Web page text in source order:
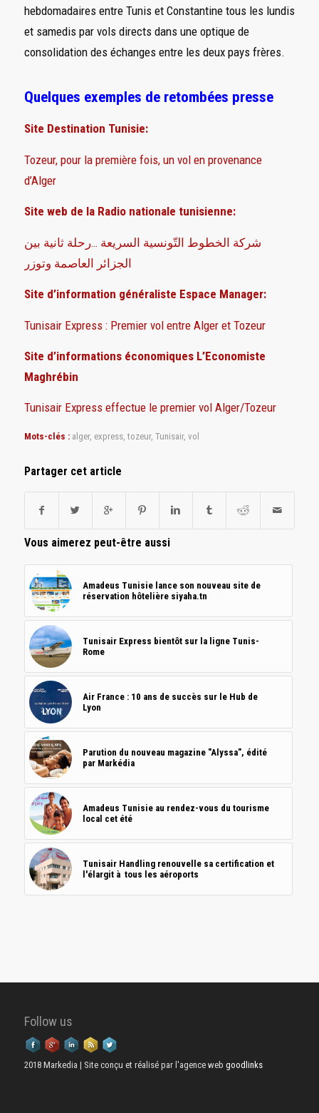
hebdomadaires entre Tunis et Constantine tous les lundis
et samedis par vols directs dans une optique de
consolidation des échanges entre les deux pays frères.
Quelques exemples de retombées presse
Site Destination Tunisie:
Tozeur, pour la première fois, un vol en provenance
d’Alger
Site web de la Radio nationale tunisienne:
شركة الخطوط التّونسية السريعة …رحلة ثانية بين
الجزائر العاصمة وتوزر
Site d’information généraliste Espace Manager:
Tunisair Express : Premier vol entre Alger et Tozeur
Site d’informations économiques L’Economiste
Maghrébin
Tunisair Express effectue le premier vol Alger/Tozeur
Mots-clés : alger, express, tozeur, Tunisair, vol
Partager cet article
Vous aimerez peut-être aussi
Amadeus Tunisie lance son nouveau site de
réservation hôtelière siyaha.tn
Tunisair Express bientôt sur la ligne Tunis-
Rome
Air France : 10 ans de succès sur le Hub de
Lyon
Parution du nouveau magazine "Alyssa", édité
par Markédia
Amadeus Tunisie au rendez-vous du tourisme
local cet été
Tunisair Handling renouvelle sa certification et
l'élargit à tous les aéroports
Follow us
2018 Markedia | Site conçu et réalisé par l'agence web goodlinks